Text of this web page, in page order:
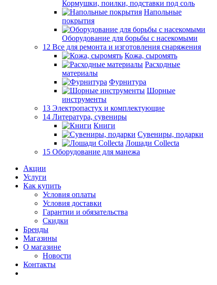
Кормушки, поилки, подставки под соль
Напольные
покрытия
Оборудование для борьбы с насекомыми
12 Все для ремонта и изготовления снаряжения
Кожа, сыромять
Расходные
материалы
Фурнитура
Шорные
инструменты
13 Электропастух и комплектующие
14 Литература, сувениры
Книги
Сувениры, подарки
Лошади Collecta
15 Оборудование для манежа
Акции
Услуги
Как купить
Условия оплаты
Условия доставки
Гарантии и обязательства
Скидки
Бренды
Магазины
О магазине
Новости
Контакты